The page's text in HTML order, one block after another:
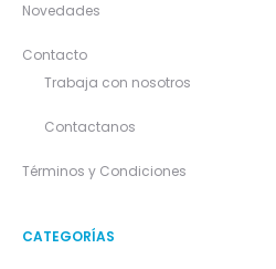
Novedades
Contacto
Trabaja con nosotros
Contactanos
Términos y Condiciones
CATEGORÍAS